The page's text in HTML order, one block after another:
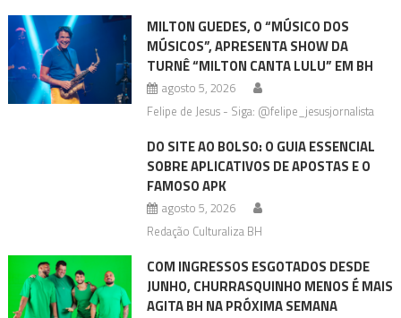
MILTON GUEDES, O “MÚSICO DOS
MÚSICOS”, APRESENTA SHOW DA
TURNÊ “MILTON CANTA LULU” EM BH
agosto 5, 2026
Felipe de Jesus - Siga: @felipe_jesusjornalista
DO SITE AO BOLSO: O GUIA ESSENCIAL
SOBRE APLICATIVOS DE APOSTAS E O
FAMOSO APK
agosto 5, 2026
Redação Culturaliza BH
COM INGRESSOS ESGOTADOS DESDE
JUNHO, CHURRASQUINHO MENOS É MAIS
AGITA BH NA PRÓXIMA SEMANA